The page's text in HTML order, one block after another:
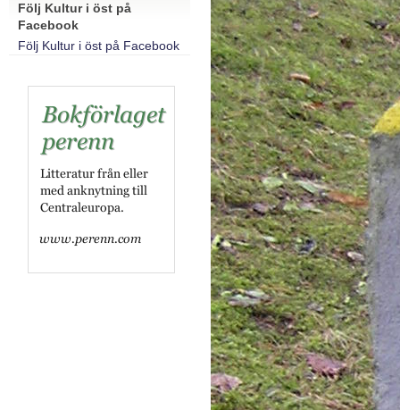
Följ Kultur i öst på
Facebook
Följ Kultur i öst på Facebook